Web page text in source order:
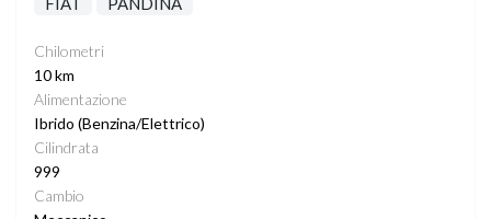
Chilometri
10 km
Alimentazione
Ibrido (Benzina/Elettrico)
Cilindrata
999
Cambio